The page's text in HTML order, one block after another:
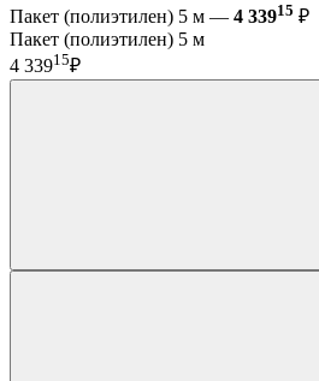
Пакет (полиэтилен) 5 м — 4 33915 ₽
Пакет (полиэтилен) 5 м
4 33915₽